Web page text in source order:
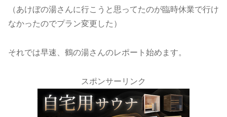
（あけぼの湯さんに行こうと思ってたのが臨時休業で行け
なかったのでプラン変更した）
それでは早速、鶴の湯さんのレポート始めます。
スポンサーリンク